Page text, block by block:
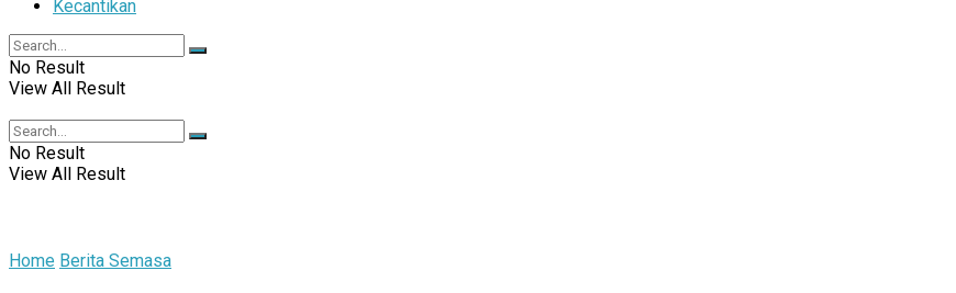
Kecantikan
No Result
View All Result
No Result
View All Result
Home Berita Semasa